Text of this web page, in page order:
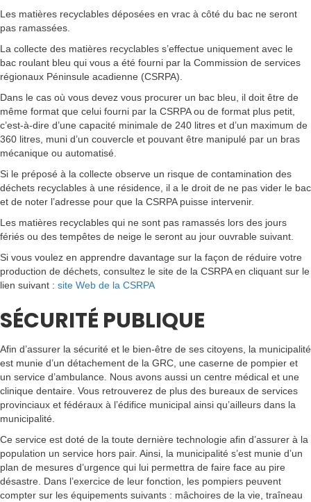
Les matières recyclables déposées en vrac à côté du bac ne seront
pas ramassées.
La collecte des matières recyclables s’effectue uniquement avec le
bac roulant bleu qui vous a été fourni par la Commission de services
régionaux Péninsule acadienne (CSRPA).
Dans le cas où vous devez vous procurer un bac bleu, il doit être de
même format que celui fourni par la CSRPA ou de format plus petit,
c’est-à-dire d’une capacité minimale de 240 litres et d’un maximum de
360 litres, muni d’un couvercle et pouvant être manipulé par un bras
mécanique ou automatisé.
Si le préposé à la collecte observe un risque de contamination des
déchets recyclables à une résidence, il a le droit de ne pas vider le bac
et de noter l’adresse pour que la CSRPA puisse intervenir.
Les matières recyclables qui ne sont pas ramassés lors des jours
fériés ou des tempêtes de neige le seront au jour ouvrable suivant.
Si vous voulez en apprendre davantage sur la façon de réduire votre
production de déchets, consultez le site de la CSRPA en cliquant sur le
lien suivant : site Web de la CSRPA
SÉCURITÉ PUBLIQUE
Afin d’assurer la sécurité et le bien-être de ses citoyens, la municipalité
est munie d’un détachement de la GRC, une caserne de pompier et
un service d’ambulance. Nous avons aussi un centre médical et une
clinique dentaire. Vous retrouverez de plus des bureaux de services
provinciaux et fédéraux à l’édifice municipal ainsi qu’ailleurs dans la
municipalité.
Ce service est doté de la toute dernière technologie afin d’assurer à la
population un service hors pair. Ainsi, la municipalité s’est munie d’un
plan de mesures d’urgence qui lui permettra de faire face au pire
désastre. Dans l’exercice de leur fonction, les pompiers peuvent
compter sur les équipements suivants : mâchoires de la vie, traîneau